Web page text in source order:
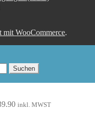
mit WooCommerce.
Suchen
inkl. MWST